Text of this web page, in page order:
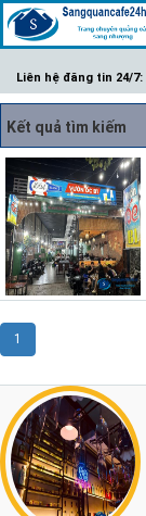
Liên hệ đăng tin 24/7:
Kết quả tìm kiếm
1